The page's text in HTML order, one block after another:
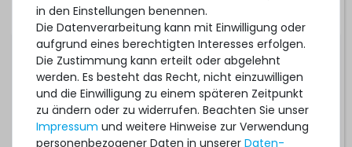
Hardware Care Pack für HPE ProLiant DL325 Gen10 Plus v2
Server - 3 Jahre mit Pickup & Return Service
1.292,99 € *
in den Einstellungen benennen.
Die Datenverarbeitung kann mit Einwilligung oder
aufgrund eines berechtigten Interesses erfolgen.
Die Zustimmung kann erteilt oder abgelehnt
werden. Es besteht das Recht, nicht einzuwilligen
und die Einwilligung zu einem späteren Zeitpunkt
zu ändern oder zu widerrufen. Beachten Sie unser
Impressum und weitere Hinweise zur Verwendung
personenbezogener Daten in unserer Daten­